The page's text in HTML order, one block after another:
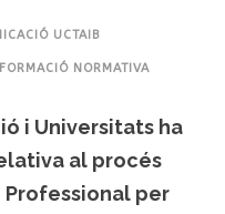
UCTAIB
NORMATIVA
i Universitats ha
al procés
Professional per